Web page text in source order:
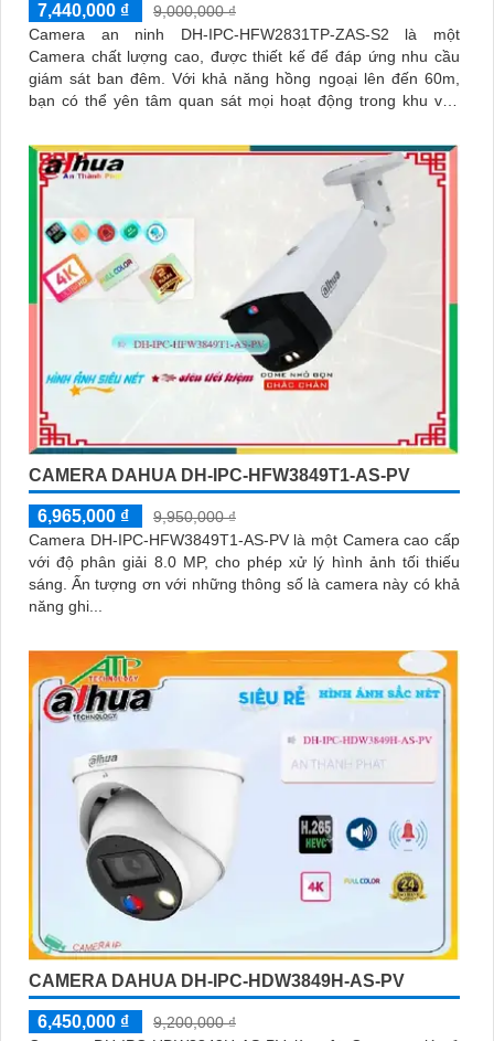
7,440,000 ₫
9,000,000 ₫
Camera an ninh DH-IPC-HFW2831TP-ZAS-S2 là một
Camera chất lượng cao, được thiết kế để đáp ứng nhu cầu
giám sát ban đêm. Với khả năng hồng ngoại lên đến 60m,
bạn có thể yên tâm quan sát mọi hoạt động trong khu vực
CAMERA DAHUA DH-IPC-HFW3849T1-AS-PV
6,965,000 ₫
9,950,000 ₫
Camera DH-IPC-HFW3849T1-AS-PV là một Camera cao cấp
với độ phân giải 8.0 MP, cho phép xử lý hình ảnh tối thiếu
sáng. Ấn tượng ơn với những thông số là camera này có khả
năng ghi...
CAMERA DAHUA DH-IPC-HDW3849H-AS-PV
6,450,000 ₫
9,200,000 ₫